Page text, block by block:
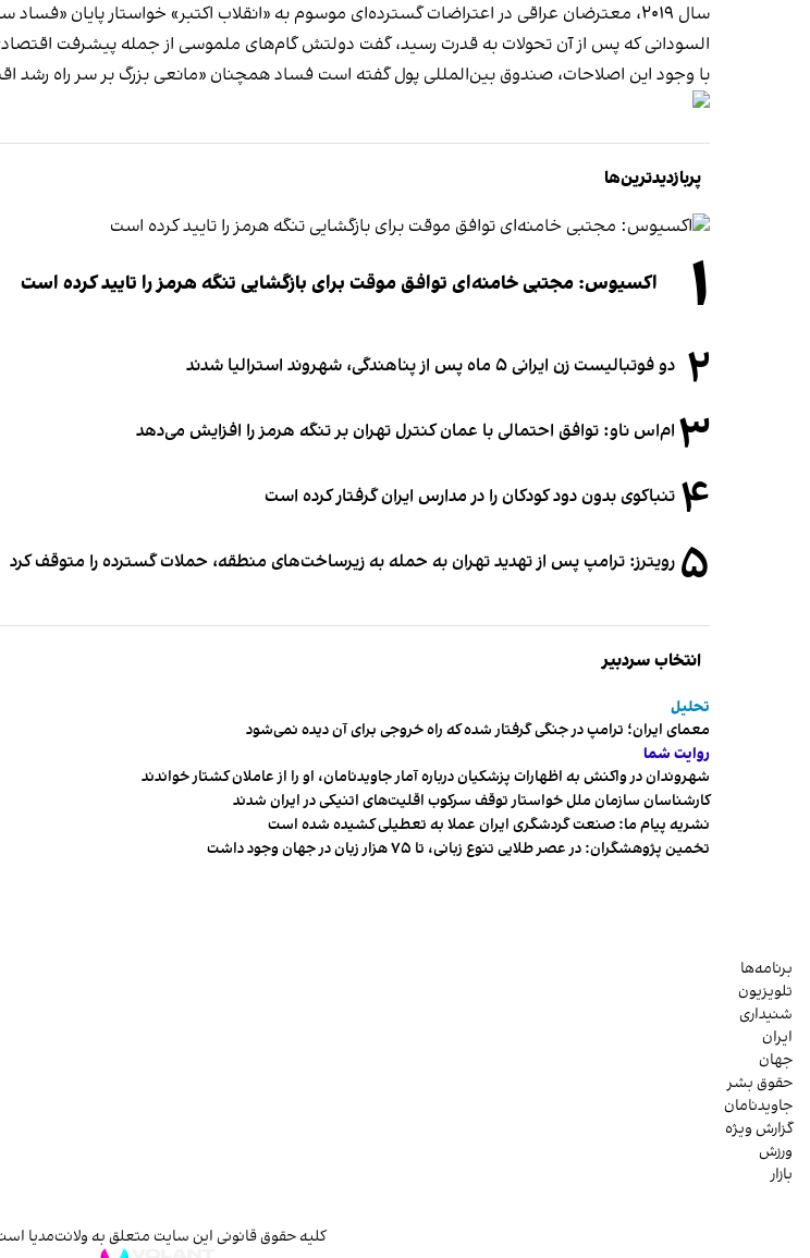
سال ۲۰۱۹، معترضان عراقی در اعتراضات گسترده‌ای موسوم به «انقلاب اکتبر» خواستار پایان «فساد سیستماتیک و نفوذ جمهوری اسلامی» در این کشور شدند.
السودانی که پس از آن تحولات به قدرت رسید، گفت دولتش گام‌های ملموسی از جمله پیشرفت
با وجود این اصلاحات، صندوق بین‌المللی پول گفته است فساد همچنان «مانعی بزرگ بر سر راه رشد
پربازدیدترین‌ها
۱ اکسیوس: مجتبی خامنه‌ای توافق موقت برای بازگشایی تنگه هرمز را تایید کرده است
۲ دو فوتبالیست زن ایرانی ۵ ماه پس از پناهندگی، شهروند استرالیا شدند
۳ ام‌اس ناو: توافق احتمالی با عمان کنترل تهران بر تنگه هرمز را افزایش می‌دهد
۴ تنباکوی بدون دود کودکان را در مدارس ایران گرفتار کرده است
۵ رویترز: ترامپ پس از تهدید تهران به حمله به زیرساخت‌های منطقه، حملات گسترده را متوقف کرد
انتخاب سردبیر
تحلیل
معمای ایران؛ ترامپ در جنگی گرفتار شده که راه خروجی برای آن دیده نمی‌شود
روایت شما
شهروندان در واکنش به اظهارات پزشکیان درباره آمار جاویدنامان، او را از عاملان کشتار خواندند
کارشناسان سازمان ملل خواستار توقف سرکوب اقلیت‌های اتنیکی در ایران شدند
نشریه پیام ما: صنعت گردشگری ایران عملا به تعطیلی کشیده شده است
تخمین پژوهشگران: در عصر طلایی تنوع زبانی، تا ۷۵ هزار زبان در جهان وجود داشت
برنامه‌ها
تلویزیون
شنیداری
ایران
جهان
حقوق بشر
جاویدنامان
گزارش ویژه
ورزش
بازار
کلیه حقوق قانونی این سایت متعلق به ولانت‌مدیا